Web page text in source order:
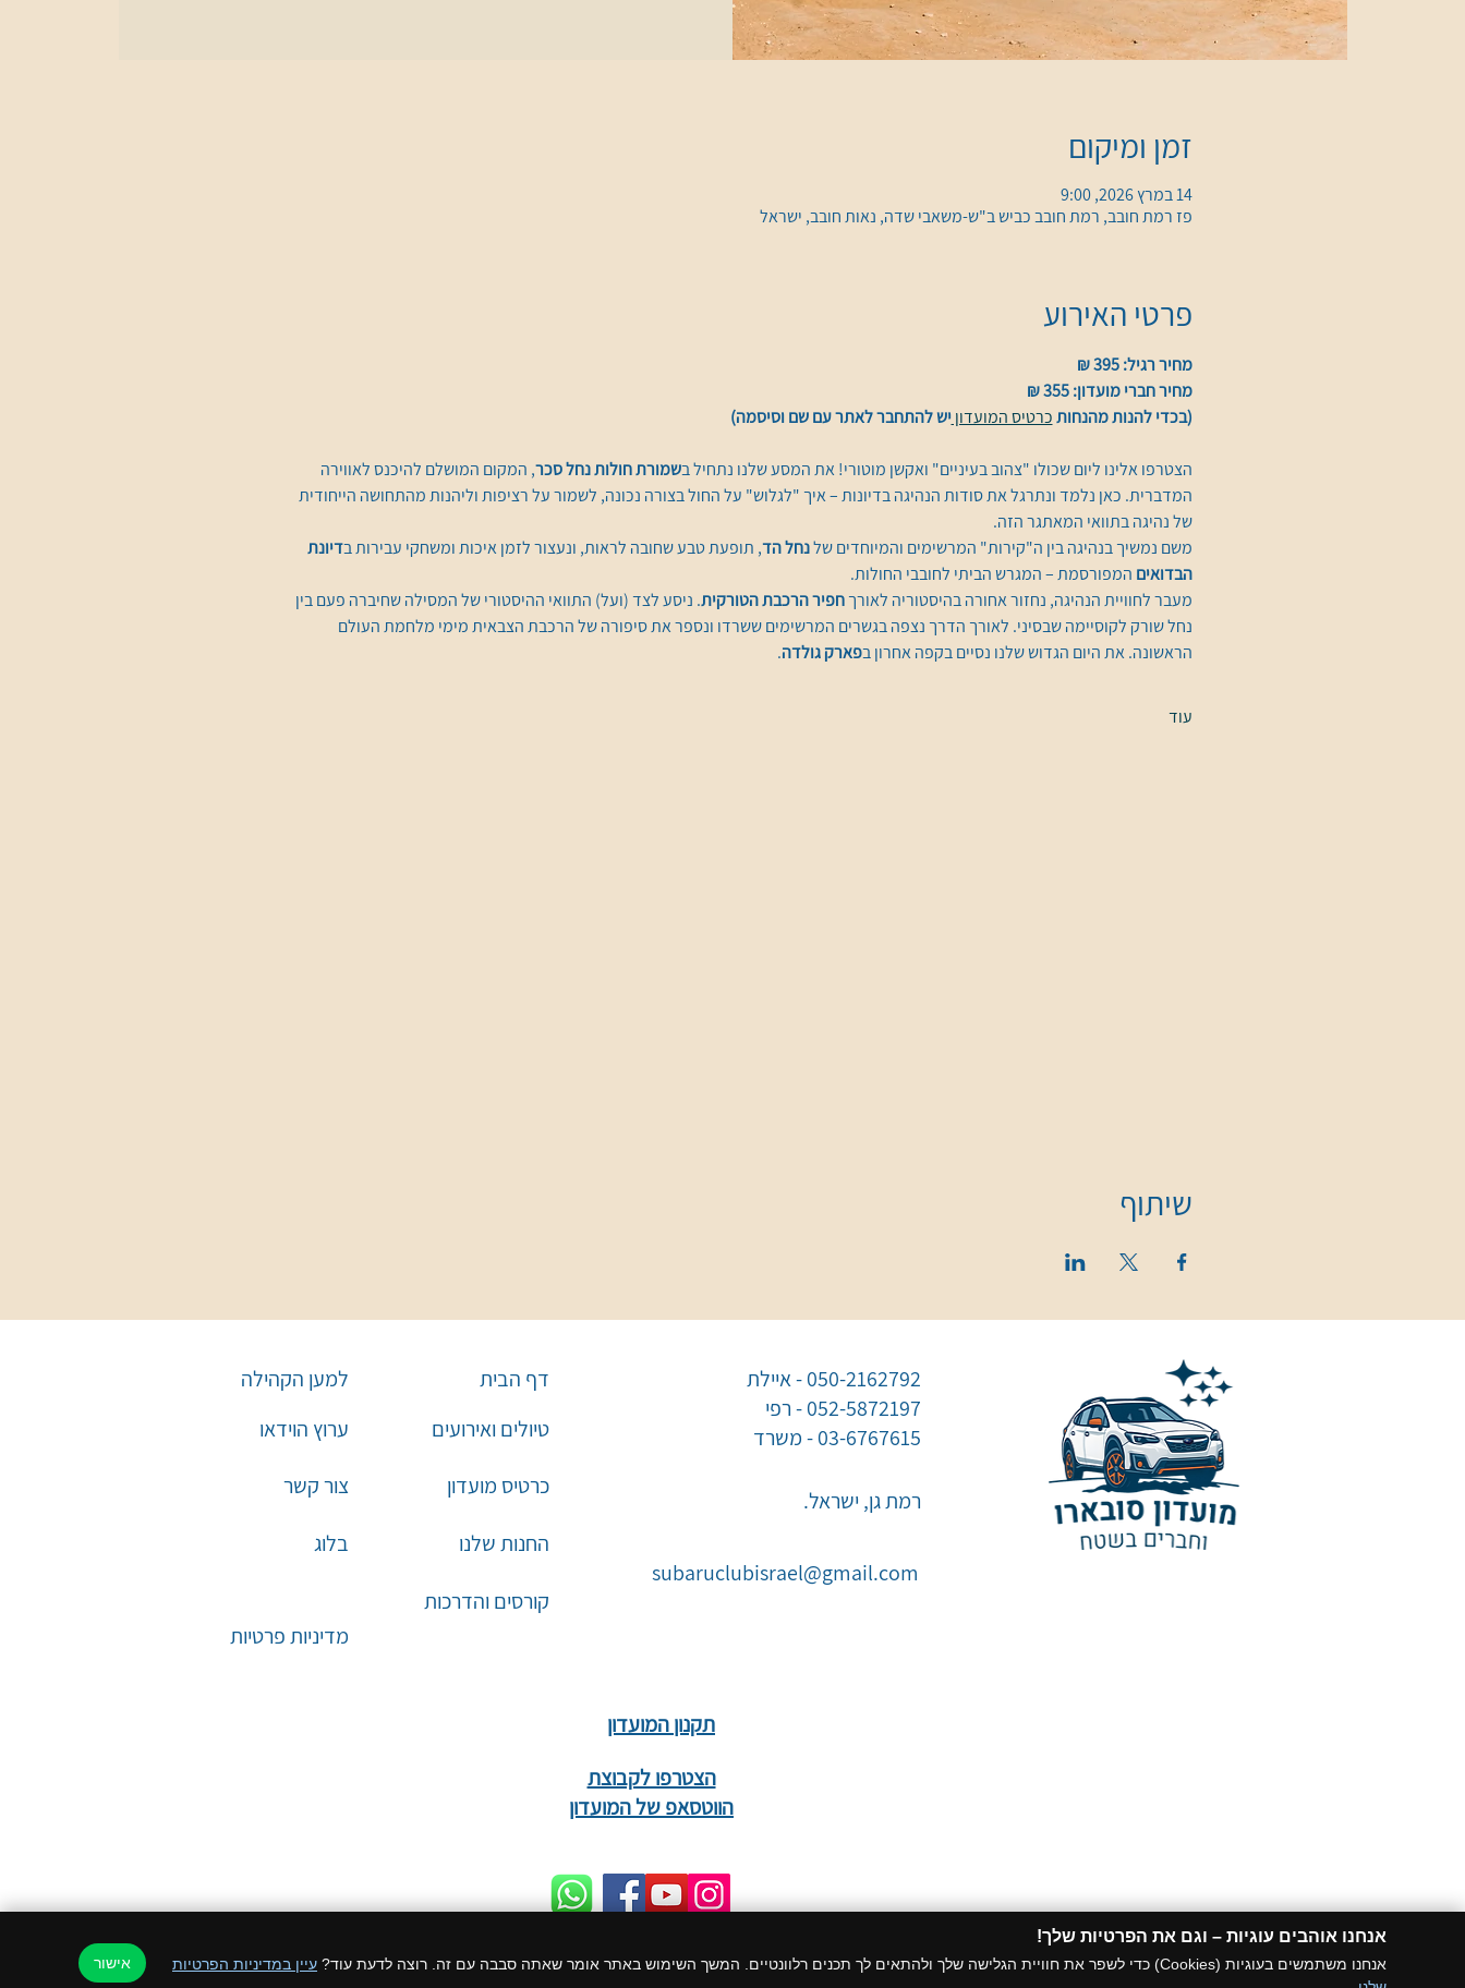
זמן ומיקום
14 במרץ 2026, 9:00
פז רמת חובב, רמת חובב כביש ב"ש-משאבי שדה, נאות חובב, ישראל
פרטי האירוע
מחיר רגיל: 395 ₪
מחיר חברי מועדון: 355 ₪
(בכדי להנות מהנחות כרטיס המועדון יש להתחבר לאתר עם שם וסיסמה)
הצטרפו אלינו ליום שכולו "צהוב בעיניים" ואקשן מוטורי! את המסע שלנו נתחיל בשמורת חולות נחל סכר, המקום המושלם להיכנס לאווירה
המדברית. כאן נלמד ונתרגל את סודות הנהיגה בדיונות – איך "לגלוש" על החול בצורה נכונה, לשמור על רציפות וליהנות מהתחושה הייחודית
של נהיגה בתוואי המאתגר הזה.
משם נמשיך בנהיגה בין ה"קירות" המרשימים והמיוחדים של נחל הד, תופעת טבע שחובה לראות, ונעצור לזמן איכות ומשחקי עבירות בדיונת
הבדואים המפורסמת – המגרש הביתי לחובבי החולות.
מעבר לחוויית הנהיגה, נחזור אחורה בהיסטוריה לאורך חפיר הרכבת הטורקית. ניסע לצד (ועל) התוואי ההיסטורי של המסילה שחיברה פעם בין
נחל שורק לקוסיימה שבסיני. לאורך הדרך נצפה בגשרים המרשימים ששרדו ונספר את סיפורה של הרכבת הצבאית מימי מלחמת העולם
הראשונה. את היום הגדוש שלנו נסיים בקפה אחרון בפארק גולדה.
עוד
שיתוף
למען הקהילה
ערוץ הוידאו
צור קשר
בלוג
דף הבית
טיולים ואירועים
כרטיס מועדון
החנות שלנו
קורסים והדרכות
050-2162792 - איילת
052-5872197 - רפי
03-6767615 - משרד
רמת גן, ישראל.
subaruclubisrael@gmail.com
מדיניות פרטיות
תקנון המועדון
הצטרפו לקבוצת
הווטסאפ של המועדון
אנחנו אוהבים עוגיות – וגם את הפרטיות שלך!​
אנחנו משתמשים בעוגיות (Cookies) כדי לשפר את חוויית הגלישה שלך ולהתאים לך תכנים רלוונטיים. המשך השימוש באתר אומר שאתה סבבה עם זה. רוצה לדעת עוד?
עיין במדיניות הפרטיות
אישור